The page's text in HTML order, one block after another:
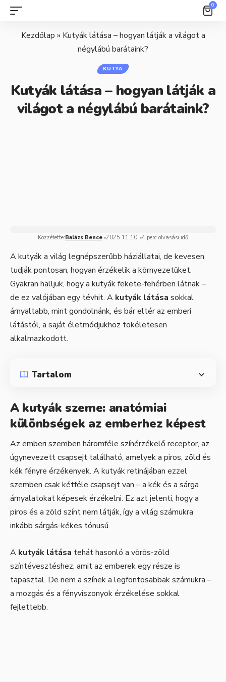
0
Kezdőlap » Kutyák látása – hogyan látják a világot a
négylábú barátaink?
KUTYA
Kutyák látása – hogyan látják a
világot a négylábú barátaink?
Közzétette:Balázs Bence 2025.11.10. 4 perc olvasási idő
Akutyáka világ legnépszerűbb háziállatai, de kevesen
tudják pontosan, hogyan érzékelik a környezetüket.
Gyakran halljuk, hogy a kutyák fekete-fehérben látnak –
de ez valójában egy tévhit. A kutyák látása sokkal
árnyaltabb, mint gondolnánk, és bár eltér az emberi
látástól, a saját életmódjukhoz tökéletesen
alkalmazkodott.
Tartalom
A kutyák szeme: anatómiai
különbségek az emberhez képest
Az emberi szemben háromféle színérzékelő receptor, az
úgynevezett csapsejt található, amelyek a piros, zöld és
kék fényre érzékenyek. A kutyák retinájában ezzel
szemben csak kétféle csapsejt van – a kék és a sárga
árnyalatokat képesek érzékelni. Ez azt jelenti, hogy a
piros és a zöld színt nem látják, így a világ számukra
inkább sárgás-kékes tónusú.
A kutyák látása tehát hasonló a vörös-zöld
színtévesztéshez, amit az emberek egy része is
tapasztal. De nem a színek a legfontosabbak számukra –
a mozgás és a fényviszonyok érzékelése sokkal
fejlettebb.